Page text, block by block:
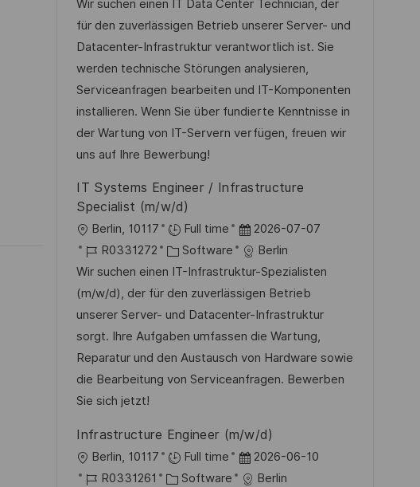
n
t
t
u
m
d
e
r
V
ö
f
e
n
g
o
b
-
I
D
a
t
e
g
o
r
e
Wir suchen einen IT Data Center Technician, der
für den zuverlässigen Betrieb unserer Server- und
Datacenter-Infrastruktur verantwortlich ist. Sie
werden technische Störungen analysieren,
Serviceanfragen bearbeiten und IT-Komponenten
installieren. Wenn Sie über fundierte Kenntnisse in
der Wartung von IT-Servern verfügen, freuen wir
uns auf Ihre Bewerbung!
IT Systems Engineer / Infrastructure
Specialist (m/w/d)
O
r
t
Berlin, 10117 Full time
D
a
t
u
m
d
e
r
r
ö
2026-07-07
J
o
b
-
I
D
R0331272
K
a
t
e
g
o
r
Software
Berlin
Wir suchen einen IT-Infrastruktur-Spezialisten
(m/w/d), der für den zuverlässigen Betrieb
unserer Server- und Datacenter-Infrastruktur
sorgt. Ihre Aufgaben umfassen die Wartung,
Reparatur und den Austausch von Hardware sowie
die Bearbeitung von Serviceanfragen. Bewerben
Sie sich jetzt!
Infrastructure Engineer (m/w/d)
O
r
Berlin, 10117 Full time
D
a
2026-06-10
J
R0331261
K Software
Berlin